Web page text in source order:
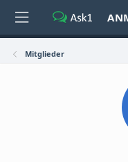
Mitglieder